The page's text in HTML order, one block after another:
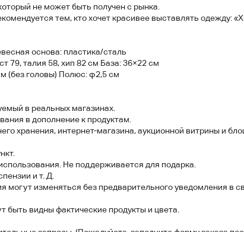
не может быть получен с рынка.
тем, кто хочет красивее выставлять одежду:
основа: пластика/сталь
79, талия 58, хип 82 см База: 36×22 см
(без головы) Полюс: φ2,5 см
в реальных магазинах.
в дополнение к продуктам.
хранения, интернет-магазина, аукционной витрины и
Не поддерживается для подарка.
и т. Д.
могут изменяться без предварительного уведомления в
быть видны фактические продукты и цвета.